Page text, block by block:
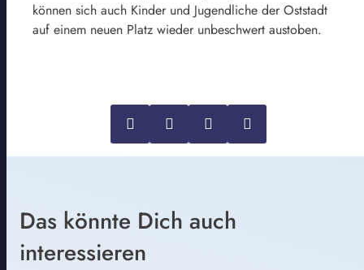
können sich auch Kinder und Jugendliche der Oststadt
auf einem neuen Platz wieder unbeschwert austoben.
Das könnte Dich auch
interessieren